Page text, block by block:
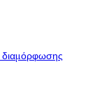
διαμόρφωσης